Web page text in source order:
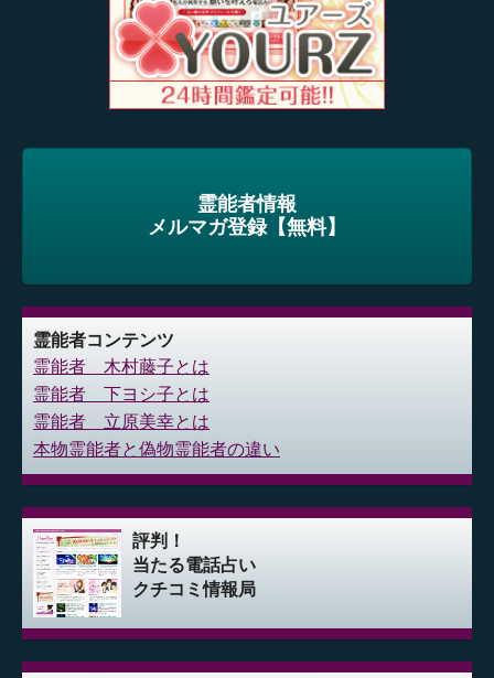
霊能者情報
メルマガ登録【無料】
霊能者コンテンツ
霊能者 木村藤子とは
霊能者 下ヨシ子とは
霊能者 立原美幸とは
本物霊能者と偽物霊能者の違い
評判！
当たる電話占い
クチコミ情報局